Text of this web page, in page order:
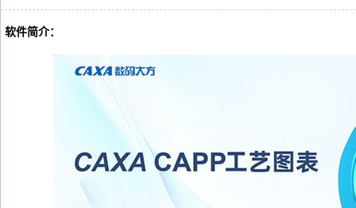
软件简介：